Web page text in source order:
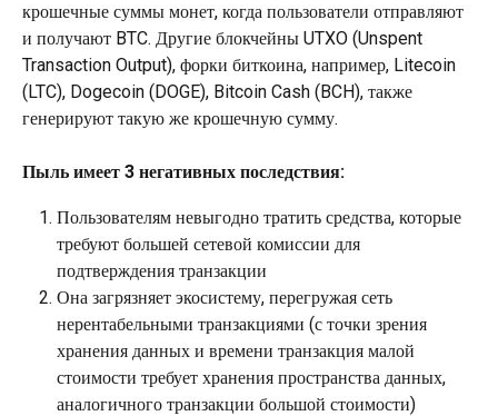
крошечные суммы монет, когда пользователи отправляют
и получают BTC. Другие блокчейны UTXO (Unspent
Transaction Output), форки биткоина, например, Litecoin
(LTC), Dogecoin (DOGE), Bitcoin Cash (BCH), также
генерируют такую же крошечную сумму.
Пыль имеет 3 негативных последствия:
Пользователям невыгодно тратить средства, которые
требуют большей сетевой комиссии для
подтверждения транзакции
Она загрязняет экосистему, перегружая сеть
нерентабельными транзакциями (с точки зрения
хранения данных и времени транзакция малой
стоимости требует хранения пространства данных,
аналогичного транзакции большой стоимости)